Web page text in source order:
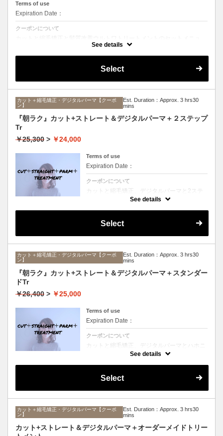
Terms of use
Expiration Date：
クーポンについて
カットと縮毛矯正と髪質改善ウルトワトリートメントのセットメニュ
ー。髪質や状態に合わせて薬剤選定致します。ロング料金なし
See details
Select
カット＋縮毛矯正・デジタルパーマ【クーポ
ン】
Est. Duration：Approx. 3 hrs30
mins
『朝ラク』カット+ストレート＆デジタルパーマ＋２ステップ
Tr
￥25,300 > ￥24,000
Terms of use
Expiration Date：
クーポンについて
カットと縮毛矯正、デジタルパーマと2ステ
ップTrのセットメニュー。ボリュームは抑え
グを楽にしたい方にオススメ☆ロング料金な
See details
Select
カット＋縮毛矯正・デジタルパーマ【クーポ
ン】
Est. Duration：Approx. 3 hrs30
mins
『朝ラク』カット+ストレート＆デジタルパーマ＋スタンダー
ドTr
￥26,400 > ￥25,000
Terms of use
Expiration Date：
クーポンについて
カットと縮毛矯正、デジタルパーマとハホニ
コTrのセットメニュー。ボリュームは抑えて
を楽にしたい方にオススメ☆ロング料金な
See details
Select
カット＋縮毛矯正・デジタルパーマ【クーポ
ン】
Est. Duration：Approx. 3 hrs30
mins
カット+ストレート＆デジタルパーマ＋オーダーメイドトリー